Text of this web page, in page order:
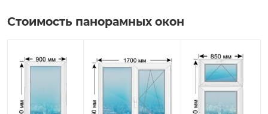
Стоимость панорамных окон